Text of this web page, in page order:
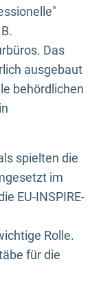
Das
ausgebaut
behördlichen
spielten die
im
EU-INSPIRE-
Rolle.
für die